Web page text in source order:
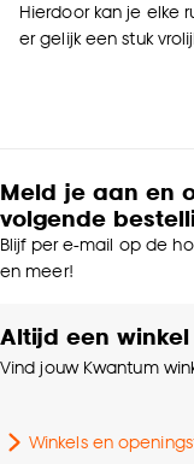
Hierdoor kan je elke
er gelijk een stuk
Meld je aan en
volgende
Blijf per e-mail op de
en meer!
Altijd een
Vind jouw Kwantum
Winkels en